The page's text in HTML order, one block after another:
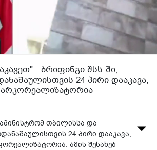
- ბრიფინგი შსს-ში,
24 პირი დააკავა,
თბილისსა და
24 პირი დააკავა,
ამის შესახებ